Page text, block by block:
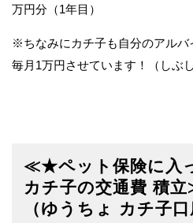
万円分（1年目）
※ちなみにカチ子も自分のアルバ
毎月1万円させています！（しぶ
≪★ペット保険に入
カチ子の交通費 積
（ゆうちょ カチ子口